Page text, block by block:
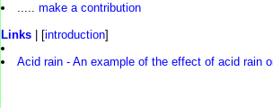
..... make a contribution
Links | [introduction]
Acid rain - An example of the effect of acid rain